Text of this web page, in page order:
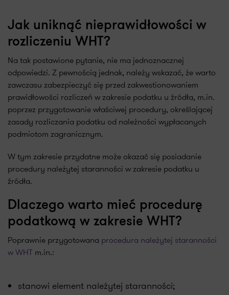
Jak uniknąć nieprawidłowości w
rozliczeniu WHT?
Na tak postawione pytanie, nie ma jednoznacznej
odpowiedzi. Z pewnością jednak, należy wskazać, że warto
zawczasu zabezpieczyć się przed zakwestionowaniem
prawidłowości rozliczeń w zakresie podatku u źródła, m.in.
poprzez przygotowanie właściwej procedury, określającej
zasady rozliczania podatku od należności wypłacanych
podmiotom zagranicznym.
W tym zakresie przydatne może okazać się posiadanie
procedury należytej staranności w zakresie podatku u
źródła.
Dlaczego warto mieć procedurę
podatkową w zakresie WHT?
Poprawnie przygotowana procedura należytej staranności
w WHT m.in.:
stanowi element należytej staranności;